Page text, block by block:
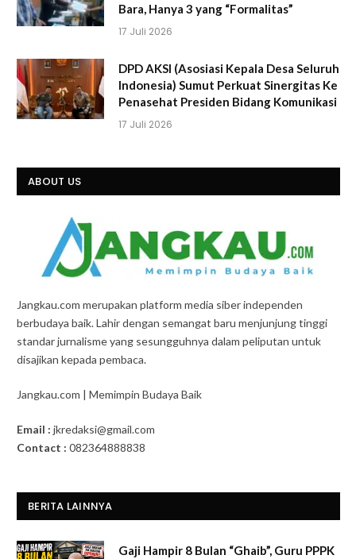
Bara, Hanya 3 yang “Formalitas”
17 Juli 2026
DPD AKSI (Asosiasi Kepala Desa Seluruh
Indonesia) Sumut Perkuat Sinergitas Ke
Penasehat Presiden Bidang Komunikasi
17 Juli 2026
ABOUT US
Jangkau.com merupakan platform media siber independen
berbudaya baik. Lahir dengan semangat baru menjunjung tinggi
standar jurnalisme yang sesungguhnya dalam peliputan untuk
disajikan kepada pembaca.
Jangkau.com | Memimpin Budaya Baik
Email : jkredaksi@gmail.com
Contact : 082364888838
BERITA LAINNYA
Gaji Hampir 8 Bulan “Ghaib”, Guru PPPK